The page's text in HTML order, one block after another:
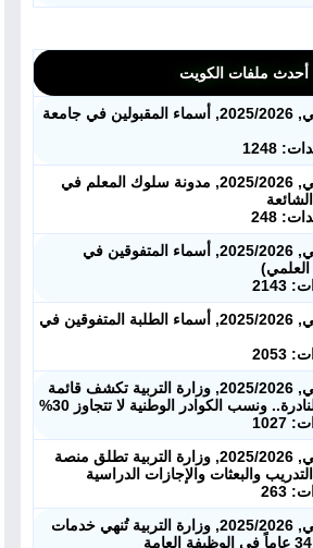
أحدث ملفات الكويت
1. التربية, الفصل الثاني, 2025/2026, أسماء المقبولين في جامعة
2. التربية, الفصل الثاني, 2025/2026, مدونة سلوك المعلم في
3. التربية, الفصل الثاني, 2025/2026, أسماء المتفوقين في
العلمي)
4. التربية, الفصل الثاني, 2025/2026, أسماء الطلبة المتفوقين في
5. التربية, الفصل الثاني, 2025/2026, وزارة التربية تكشف قائمة
ونسب الكوادر الوطنية لا تتجاوز 30%
6. التربية, الفصل الثاني, 2025/2026, وزارة التربية تطلق منصة
والبعثات والإجازات الدراسية
7. التربية, الفصل الثاني, 2025/2026, وزارة التربية تُنهي خدمات